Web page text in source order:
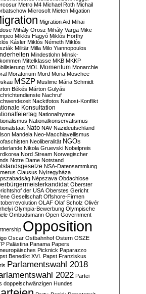
Metro M4 Michael Roth Michail
Microsoft Mieten Migation
Migration Aid Mihai
Mihály Orosz Mihály Varga Mike
Miklós Hagyó Miklós Horthy
Kásler Miklós Németh Miklós
Militär Milla Milo Yiannopoulos
Mindestlohn Minsk-
Mittelklasse MKB MKKP
MOL Momentum Monarchie
Moratorium Mord Moria Moschee
MSZP Muslime Mária Schmidt
Békés Márton Gulyás
Nachruf
Nacktfotos Nahost-Konflikt
Konsultation
Nationalhymne
Nationalkonservatismus
Nato NAV Nazideutschland
Mandela Neo-Macchiavellismus
Neoliberalität NGOs
Nikola Gruevski Nobelpreis
Nord Stream Norwegischer
Notre Dame Notstand
NSA-Datensammlung
Clausus Nyíregyháza
Népszava Obdachlose
Oberster
der USA Oberstes Gericht
Gesellschaft Offshore-Firmen
OLAF Olaf Scholz Olivér
Olympia-Bewerbung Olympische
Ombudsmann Open Government
Opposition
Oscar Ostbahnhof Ostern OSZE
Palästina Panama Papers
Picknick Paparazzo
Benedikt XVI. Papst Franziskus
Parlamentswahl 2018
2022 Partei
doppelschwänzigen Hundes